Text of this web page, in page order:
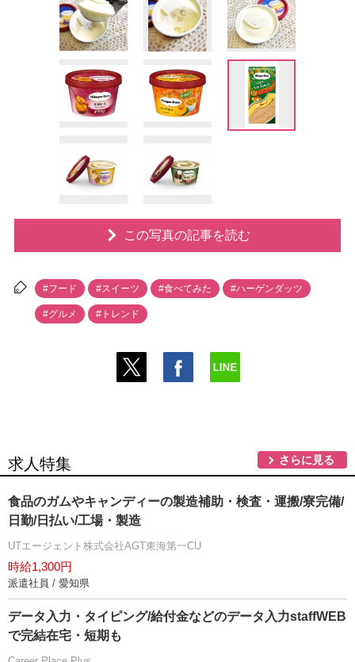
この写真の記事を読む
#フード #スイーツ #食べてみた #ハーゲンダッツ
#グルメ #トレンド
求人特集 さらに見る
食品のガムやキャンディーの製造補助・検査・運搬/寮完備/
日勤/日払い/工場・製造
UTエージェント株式会社AGT東海第一CU
時給1,300円
派遣社員 / 愛知県
データ入力・タイピング/給付金などのデータ入力staffWEB
で完結在宅・短期も